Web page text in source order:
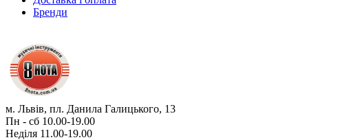
Бренди
м. Львів, пл. Данила Галицького, 13
Пн - сб 10.00-19.00
Неділя 11.00-19.00